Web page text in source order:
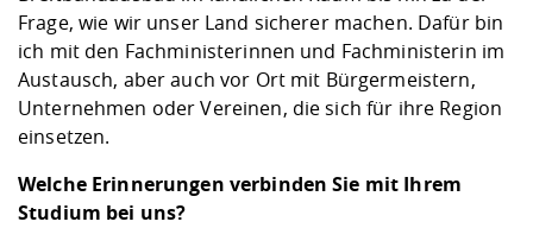
Frage, wie wir unser Land sicherer machen. Dafür bin
ich mit den Fachministerinnen und Fachministerin im
Austausch, aber auch vor Ort mit Bürgermeistern,
Unternehmen oder Vereinen, die sich für ihre Region
einsetzen.
Welche Erinnerungen verbinden Sie mit Ihrem
Studium bei uns?